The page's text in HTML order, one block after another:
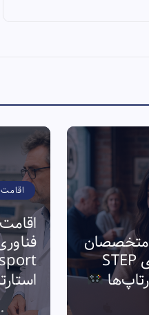
اقامت
متخصصان
بازی‌سازی: راهنمای STEP